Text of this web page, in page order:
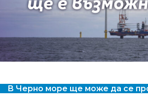
В Черно море ще може да се